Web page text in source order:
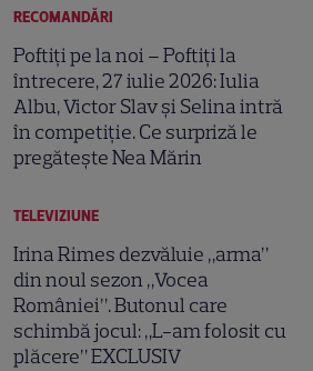
RECOMANDĂRI
Poftiți pe la noi – Poftiți la
întrecere, 27 iulie 2026: Iulia
Albu, Victor Slav și Selina intră
în competiție. Ce surpriză le
pregătește Nea Mărin
TELEVIZIUNE
Irina Rimes dezvăluie „arma”
din noul sezon „Vocea
României”. Butonul care
schimbă jocul: „L-am folosit cu
plăcere” EXCLUSIV